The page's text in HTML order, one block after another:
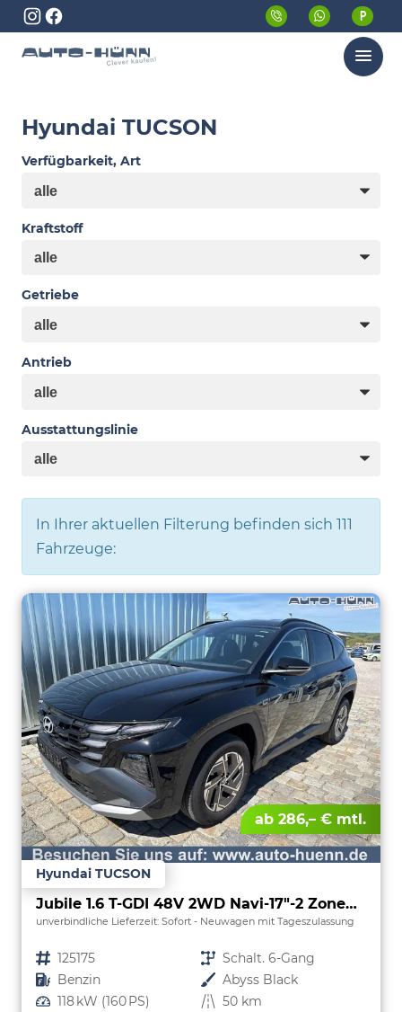
Menü
Hyundai TUCSON
Verfügbarkeit, Art
Kraftstoff
Getriebe
Antrieb
Ausstattungslinie
In Ihrer aktuellen Filterung befinden sich 111
Fahrzeuge:
ab 286,– € mtl.
Hyundai TUCSON
Jubile 1.6 T-GDI 48V 2WD Navi-17"-2 Zonen Klimaautomatik-LED-Kamera-Sofort
unverbindliche Lieferzeit: Sofort Neuwagen mit Tageszulassung
Fahrzeugnr. 125175 Getriebe Schalt. 6-Gang
Kraftstoff Benzin Außenfarbe Abyss Black
Leistung 118 kW (160 PS) Kilometerstand 50 km